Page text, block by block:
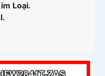
Loại.